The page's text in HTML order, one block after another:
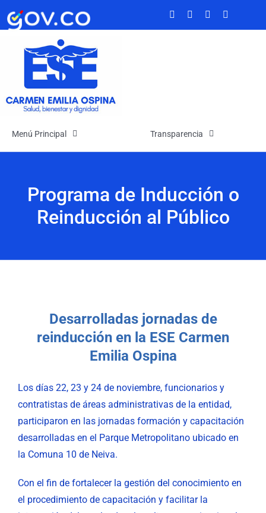
Saltar
Menú Principal
La Empresa
Rendición de Cuentas
Transparencia
Atención y Servicios a la Ciudadanía
Ayudas para Navegar
Programa de Inducción o
Reinducción al Público
Desarrolladas jornadas de
reinducción en la ESE Carmen
Emilia Ospina
Los días 22, 23 y 24 de noviembre, funcionarios y
contratistas de áreas administrativas de la entidad,
participaron en las jornadas formación y capacitación
desarrolladas en el Parque Metropolitano ubicado en
la Comuna 10 de Neiva.
Con el fin de fortalecer la gestión del conocimiento en
el procedimiento de capacitación y facilitar la